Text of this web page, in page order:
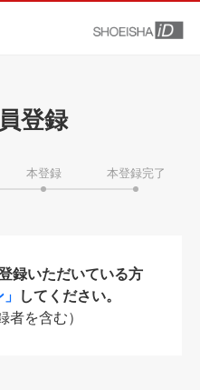
登録
本登録 本登録完了
録いただいている方
してください。
者を含む）